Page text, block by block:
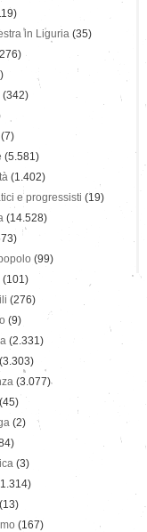
in Liguria (35)
(342)
(7)
(5.581)
(1.402)
e progressisti (19)
(14.528)
(99)
(101)
(276)
(9)
(2.331)
(3.303)
(3.077)
(45)
(2)
(3)
(13)
(167)